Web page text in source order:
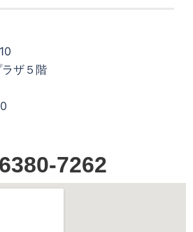
ザ５階
7262